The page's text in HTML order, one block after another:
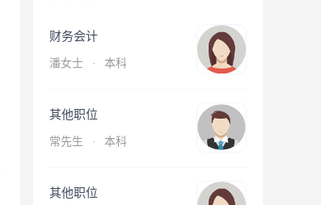
财务会计
潘女士 · 本科
其他职位
常先生 · 本科
其他职位